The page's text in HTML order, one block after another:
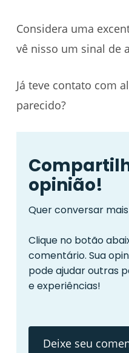
Considera uma
vê nisso um sinal de
Já teve contato com
parecido?
opinião!
Quer conversar
Clique no botão
comentário. Sua
pode ajudar outras
e experiências!
Deixe seu